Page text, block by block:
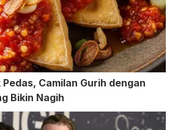
Camilan Gurih dengan
Bikin Nagih